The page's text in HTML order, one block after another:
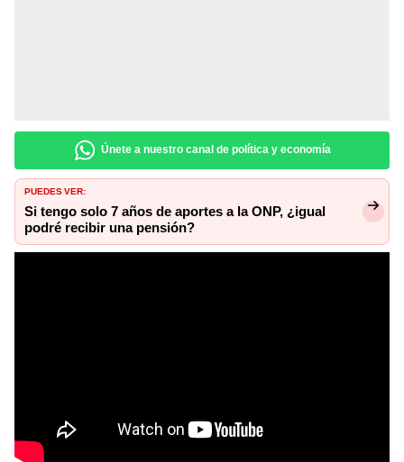
Únete a nuestro canal de política y economía
PUEDES VER:
Si tengo solo 7 años de aportes a la ONP, ¿igual
podré recibir una pensión?